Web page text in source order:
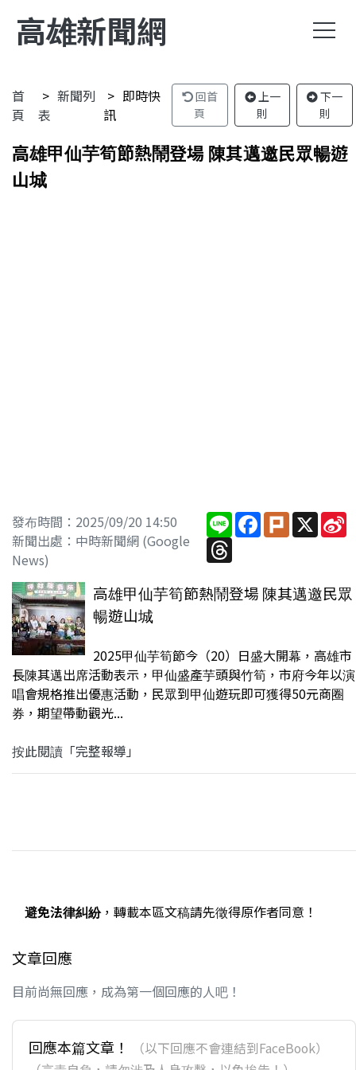
高雄新聞網
首
頁
新聞列
表
即時快
訊
回首
頁
上一
則
下一
則
高雄甲仙芋筍節熱鬧登場 陳其邁邀民眾暢遊
山城
發布時間：2025/09/20 14:50
新聞出處：中時新聞網 (Google
News)
LineFacebook
PlurkX
Threads
高雄甲仙芋筍節熱鬧登場 陳其邁邀民眾
暢遊山城
2025甲仙芋筍節今（20）日盛大開幕，高雄市
長陳其邁出席活動表示，甲仙盛產芋頭與竹筍，市府今年以演
唱會規格推出優惠活動，民眾到甲仙遊玩即可獲得50元商圈
券，期望帶動觀光...
按此閱讀「完整報導」
避免法律糾紛，轉載本區文稿請先徵得原作者同意！
文章回應
目前尚無回應，成為第一個回應的人吧！
回應本篇文章！
（以下回應不會連結到FaceBook）